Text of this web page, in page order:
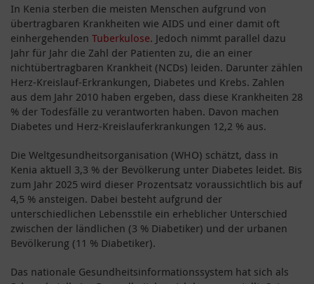
In Kenia sterben die meisten Menschen aufgrund von
übertragbaren Krankheiten wie AIDS und einer damit oft
einhergehenden Tuberkulose. Jedoch nimmt parallel dazu
Jahr für Jahr die Zahl der Patienten zu, die an einer
nichtübertragbaren Krankheit (NCDs) leiden. Darunter zählen
Herz-Kreislauf-Erkrankungen, Diabetes und Krebs. Zahlen
aus dem Jahr 2010 haben ergeben, dass diese Krankheiten 28
% der Todesfälle zu verantworten haben. Davon machen
Diabetes und Herz-Kreislauferkrankungen 12,2 % aus.
Die Weltgesundheitsorganisation (WHO) schätzt, dass in
Kenia aktuell 3,3 % der Bevölkerung unter Diabetes leidet. Bis
zum Jahr 2025 wird dieser Prozentsatz voraussichtlich bis auf
4,5 % ansteigen. Dabei besteht aufgrund der
unterschiedlichen Lebensstile ein erheblicher Unterschied
zwischen der ländlichen (3 % Diabetiker) und der urbanen
Bevölkerung (11 % Diabetiker).
Das nationale Gesundheitsinformationssystem hat sich als